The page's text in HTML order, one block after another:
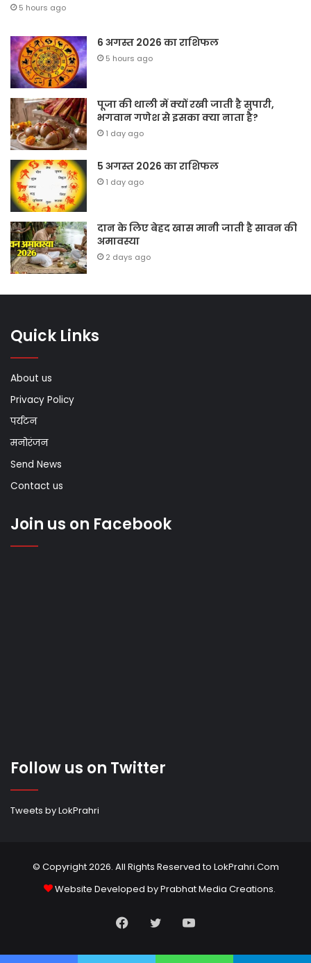
5 hours ago
6 अगस्त 2026 का राशिफल
5 hours ago
पूजा की थाली में क्यों रखी जाती है सुपारी,
भगवान गणेश से इसका क्या नाता है?
1 day ago
5 अगस्त 2026 का राशिफल
1 day ago
दान के लिए बेहद खास मानी जाती है सावन की
अमावस्या
2 days ago
Quick Links
About us
Privacy Policy
पर्यटन
मनोरंजन
Send News
Contact us
Join us on Facebook
Follow us on Twitter
Tweets by LokPrahri
© Copyright 2026. All Rights Reserved to LokPrahri.Com
Website Developed byPrabhat Media Creations.
Facebook
TwitterYouTube